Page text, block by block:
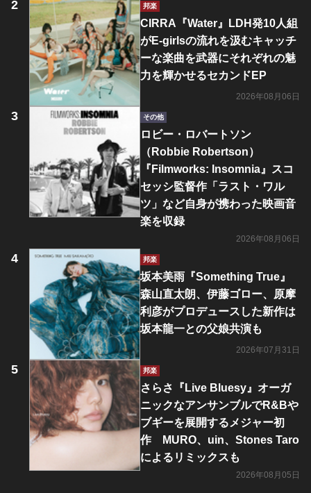
邦楽
CIRRA『Water』LDH発10人組
がE-girlsの流れを汲むキャッチ
ーな楽曲を武器にそれぞれの魅
力を輝かせるセカンドEP
2026年08月06日
その他
ロビー・ロバートソン
（Robbie Robertson）
『Filmworks: Insomnia』スコ
セッシ監督作「ラスト・ワル
ツ」など自身が携わった映画音
楽を収録
2026年08月06日
邦楽
坂本美雨『Something True』
森山直太朗、伊藤ゴロー、原摩
利彦がプロデュースした新作は
坂本龍一との父娘共演も
2026年07月31日
邦楽
さらさ『Live Bluesy』オーガ
ニックなアンサンブルでR&Bや
ブギーを展開するメジャー初
作 MURO、uin、Stones Taro
によるリミックスも
2026年08月05日